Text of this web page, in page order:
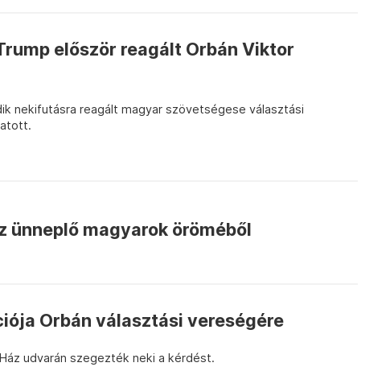
először reagált Orbán Viktor
nekifutásra reagált magyar szövetségese választási
magyarok öröméből
Orbán választási vereségére
udvarán szegezték neki a kérdést.